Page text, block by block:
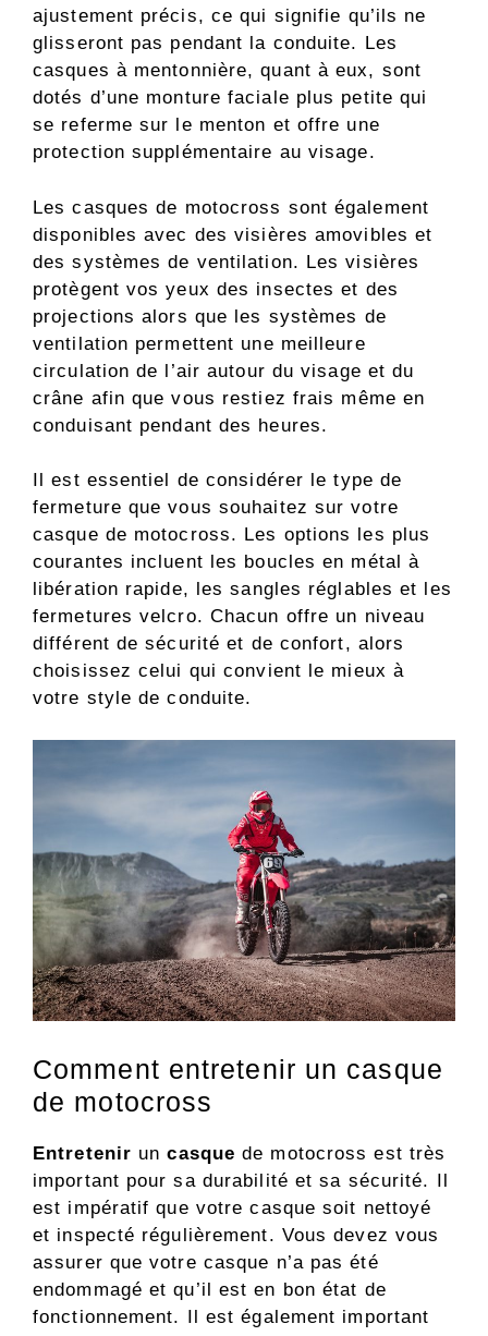
ajustement précis, ce qui signifie qu’ils ne
glisseront pas pendant la conduite. Les
casques à mentonnière, quant à eux, sont
dotés d’une monture faciale plus petite qui
se referme sur le menton et offre une
protection supplémentaire au visage.
Les casques de motocross sont également
disponibles avec des visières amovibles et
des systèmes de ventilation. Les visières
protègent vos yeux des insectes et des
projections alors que les systèmes de
ventilation permettent une meilleure
circulation de l’air autour du visage et du
crâne afin que vous restiez frais même en
conduisant pendant des heures.
Il est essentiel de considérer le type de
fermeture que vous souhaitez sur votre
casque de motocross. Les options les plus
courantes incluent les boucles en métal à
libération rapide, les sangles réglables et les
fermetures velcro. Chacun offre un niveau
différent de sécurité et de confort, alors
choisissez celui qui convient le mieux à
votre style de conduite.
Comment entretenir un casque
de motocross
Entretenir uncasque de motocross est très
important pour sa durabilité et sa sécurité. Il
est impératif que votre casque soit nettoyé
et inspecté régulièrement. Vous devez vous
assurer que votre casque n’a pas été
endommagé et qu’il est en bon état de
fonctionnement. Il est également important